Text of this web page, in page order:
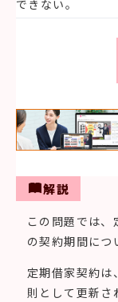
できない。
解説
この問題では、
の契約期間につ
定期借家契約は
則として更新さ